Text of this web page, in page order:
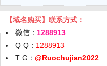
【域名购买】联系方式：
微信： 1288913
Q Q： 1288913
T G： @Ruochujian2022